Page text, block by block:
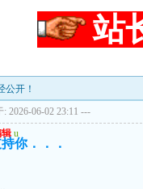
站
公开！
2026-06-02 23:11 ---
u
你．．．